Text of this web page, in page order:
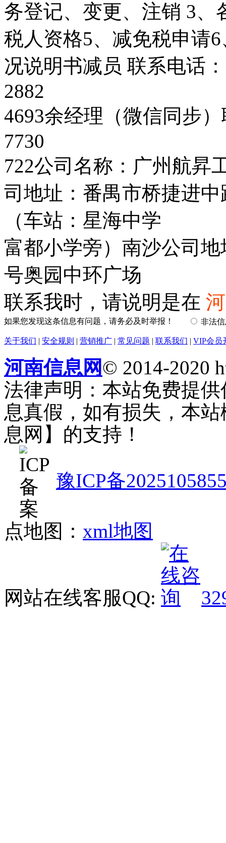
务登记、变更、注销 3、
税人资格5、减免税申请
况说明书减员 联系电话
2882
4693余经理（微信同步）
7730
722公司名称：广州航昇
司地址：番禺市桥捷进
（车站：星海中学
富都小学旁）南沙公司
号奥园中环广场
联系我时，请说明是在
如果您发现这条信息有问题，请务必及时举报！ 非法
关于我们 | 安全规则 | 营销推广 | 常见问题 | 联系我们 | VIP会员
河南信息网© 2014-2020
法律声明：本站免费提
息真假，如有损失，本
息网】的支持！
豫ICP备
点地图： xml地图
网站在线客服QQ: